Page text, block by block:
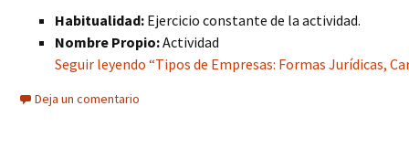
Habitualidad: Ejercicio constante de la actividad.
Nombre Propio:Actividad
Seguir leyendo “Tipos de Empresas: Formas Jurídicas,
Deja un comentario